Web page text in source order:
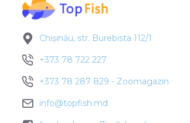
Chișinău, str. Burebista 112/1
+373 78 722 227
+373 78 287 829 - Zoomagazin
info@topfish.md